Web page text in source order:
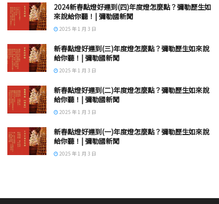
2024新春點燈好運到(四)年度燈怎麼點？彌勒歷生如
來說給你聽！| 彌勒國新聞
2025 年 1 月 3 日
新春點燈好運到(三)年度燈怎麼點？彌勒歷生如來說
給你聽！| 彌勒國新聞
2025 年 1 月 3 日
新春點燈好運到(二)年度燈怎麼點？彌勒歷生如來說
給你聽！| 彌勒國新聞
2025 年 1 月 3 日
新春點燈好運到(一)年度燈怎麼點？彌勒歷生如來說
給你聽！| 彌勒國新聞
2025 年 1 月 3 日